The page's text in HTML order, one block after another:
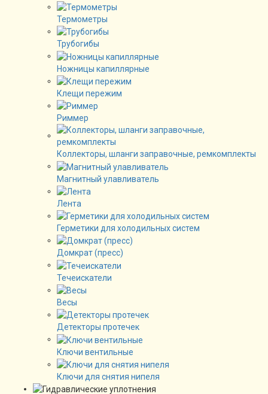
Термометры
Трубогибы
Ножницы капиллярные
Клещи пережим
Риммер
Коллекторы, шланги заправочные, ремкомплекты
Магнитный улавливатель
Лента
Герметики для холодильных систем
Домкрат (пресс)
Течеискатели
Весы
Детекторы протечек
Ключи вентильные
Ключи для снятия нипеля